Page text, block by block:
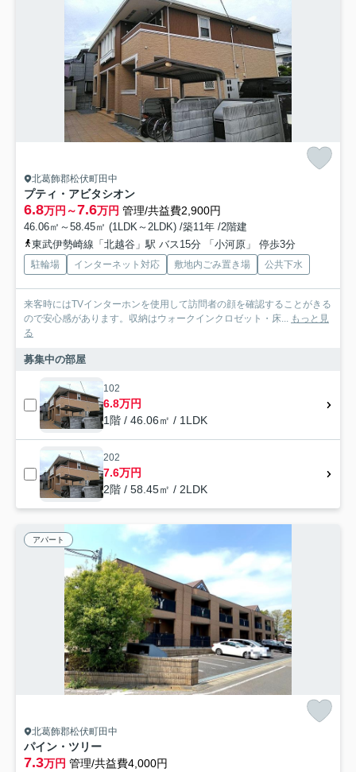
北葛飾郡松伏町田中
プティ・アビタシオン
6.8万円～7.6万円 管理/共益費2,900円
46.06㎡～58.45㎡ (1LDK～2LDK) /築11年 /2階建
東武伊勢崎線「北越谷」駅 バス15分 「小河原」 停歩3分
駐輪場 インターネット対応 敷地内ごみ置き場 公共下水
来客時にはTVインターホンを使用して訪問者の顔を確認することがきる
ので安心感があります。収納はウォークインクロゼット・床... もっと見
る
募集中の部屋
102
6.8万円
1階 / 46.06㎡ / 1LDK
202
7.6万円
2階 / 58.45㎡ / 2LDK
アパート
北葛飾郡松伏町田中
パイン・ツリー
7.3万円 管理/共益費4,000円